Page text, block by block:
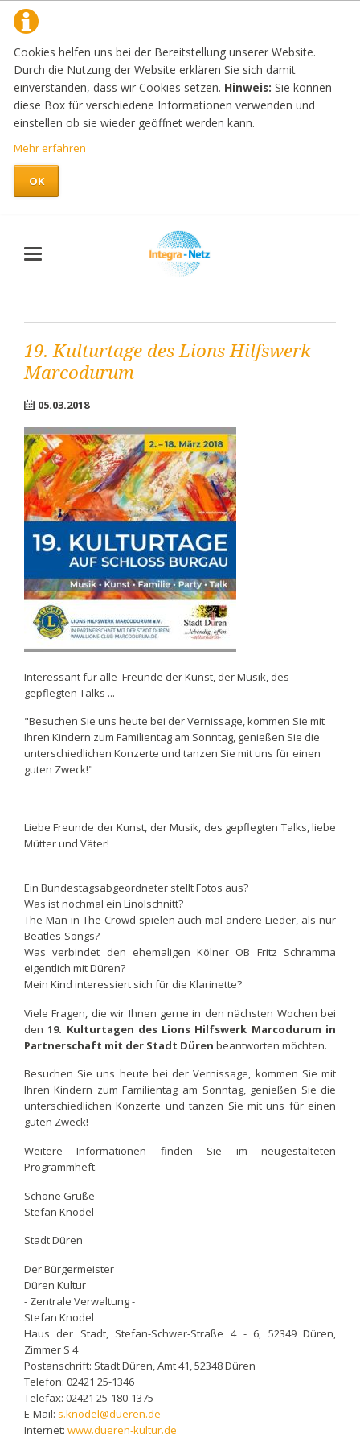
Cookies helfen uns bei der Bereitstellung unserer Website.
Durch die Nutzung der Website erklären Sie sich damit
einverstanden, dass wir Cookies setzen. Hinweis: Sie können
diese Box für verschiedene Informationen verwenden und
einstellen ob sie wieder geöffnet werden kann.
Mehr erfahren
OK
19. Kulturtage des Lions Hilfswerk
Marcodurum
05.03.2018
Interessant für alle Freunde der Kunst, der Musik, des
gepflegten Talks ...
"Besuchen Sie uns heute bei der Vernissage, kommen Sie mit
Ihren Kindern zum Familientag am Sonntag, genießen Sie die
unterschiedlichen Konzerte und tanzen Sie mit uns für einen
guten Zweck!"
Liebe Freunde der Kunst, der Musik, des gepflegten Talks, liebe
Mütter und Väter!
Ein Bundestagsabgeordneter stellt Fotos aus?
Was ist nochmal ein Linolschnitt?
The Man in The Crowd spielen auch mal andere Lieder, als nur
Beatles-Songs?
Was verbindet den ehemaligen Kölner OB Fritz Schramma
eigentlich mit Düren?
Mein Kind interessiert sich für die Klarinette?
Viele Fragen, die wir Ihnen gerne in den nächsten Wochen bei
den19. Kulturtagen des Lions Hilfswerk Marcodurum in
Partnerschaft mit der Stadt Düren beantworten möchten.
Besuchen Sie uns heute bei der Vernissage, kommen Sie mit
Ihren Kindern zum Familientag am Sonntag, genießen Sie die
unterschiedlichen Konzerte und tanzen Sie mit uns für einen
guten Zweck!
Weitere Informationen finden Sie im neugestalteten
Programmheft.
Schöne Grüße
Stefan Knodel
Stadt Düren
Der Bürgermeister
Düren Kultur
- Zentrale Verwaltung -
Stefan Knodel
Haus der Stadt, Stefan-Schwer-Straße 4 - 6, 52349 Düren,
Zimmer S 4
Postanschrift: Stadt Düren, Amt 41, 52348 Düren
Telefon: 02421 25-1346
Telefax: 02421 25-180-1375
E-Mail: s.knodel@dueren.de
Internet: www.dueren-kultur.de